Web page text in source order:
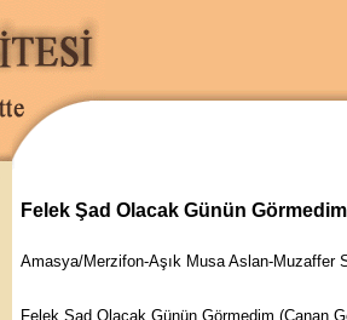
Felek Şad Olacak Günün Görmedim
Amasya/Merzifon-Aşık Musa Aslan-Muzaffer
Felek Şad Olacak Günün Görmedim (Canan